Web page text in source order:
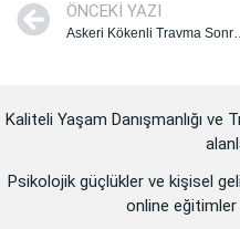
ÖNCEKI YAZI
Askeri Kökenli Travma Sonrası
Kaliteli Yaşam Danışmanlığı ve
Psikolojik güçlükler ve kişisel
online eğitimler